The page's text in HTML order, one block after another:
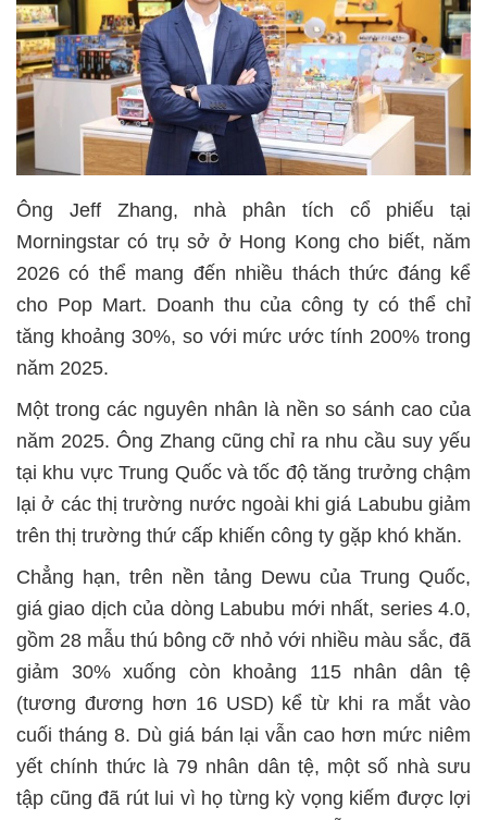
Ông Jeff Zhang, nhà phân tích cổ phiếu tại
Morningstar có trụ sở ở Hong Kong cho biết, năm
2026 có thể mang đến nhiều thách thức đáng kể
cho Pop Mart. Doanh thu của công ty có thể chỉ
tăng khoảng 30%, so với mức ước tính 200% trong
năm 2025.
Một trong các nguyên nhân là nền so sánh cao của
năm 2025. Ông Zhang cũng chỉ ra nhu cầu suy yếu
tại khu vực Trung Quốc và tốc độ tăng trưởng chậm
lại ở các thị trường nước ngoài khi giá Labubu giảm
trên thị trường thứ cấp khiến công ty gặp khó khăn.
Chẳng hạn, trên nền tảng Dewu của Trung Quốc,
giá giao dịch của dòng Labubu mới nhất, series 4.0,
gồm 28 mẫu thú bông cỡ nhỏ với nhiều màu sắc, đã
giảm 30% xuống còn khoảng 115 nhân dân tệ
(tương đương hơn 16 USD) kể từ khi ra mắt vào
cuối tháng 8. Dù giá bán lại vẫn cao hơn mức niêm
yết chính thức là 79 nhân dân tệ, một số nhà sưu
tập cũng đã rút lui vì họ từng kỳ vọng kiếm được lợi